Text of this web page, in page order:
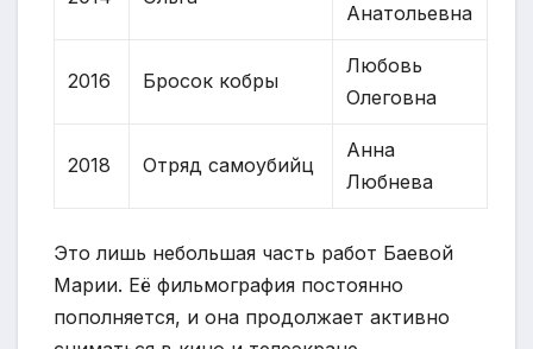
Анатольевна
2016 Бросок кобры
Любовь
Олеговна
2018 Отряд самоубийц
Анна
Любнева
Это лишь небольшая часть работ Баевой
Марии. Её фильмография постоянно
пополняется, и она продолжает активно